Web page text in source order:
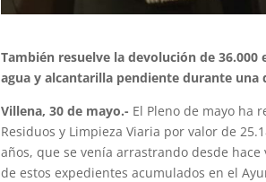
También resuelve la devolución de
agua y alcantarilla pendiente durante una
Villena, 30 de mayo.- El Pleno de mayo ha
Residuos y Limpieza Viaria por valor de
años, que se venía arrastrando desde
de estos expedientes acumulados en el